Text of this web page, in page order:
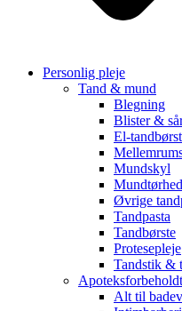
Personlig pleje
Tand & mund
Blegning
Blister &
El-
Mundskyl
Mundtørhed
Øvrige
Tandpasta
Tandbørste
Protesepleje
Tandstik &
Alt til